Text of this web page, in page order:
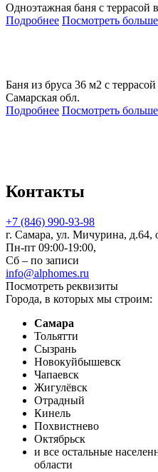
Одноэтажная баня с террасой
Подробнее Посмотреть
Баня из бруса 36 м2 с
Самарская обл.
Подробнее Посмотреть
Контакты
+7 (846) 990-93-98
г. Самара, ул. Мичурина, д.64,
Пн-пт 09:00-19:00,
Сб – по записи
info@alphomes.ru
Посмотреть реквизиты
Города, в которых мы строим:
Самара
Тольятти
Сызрань
Новокуйбышевск
Чапаевск
Жигулёвск
Отрадный
Кинель
Похвистнево
Октябрьск
и все остальные
области